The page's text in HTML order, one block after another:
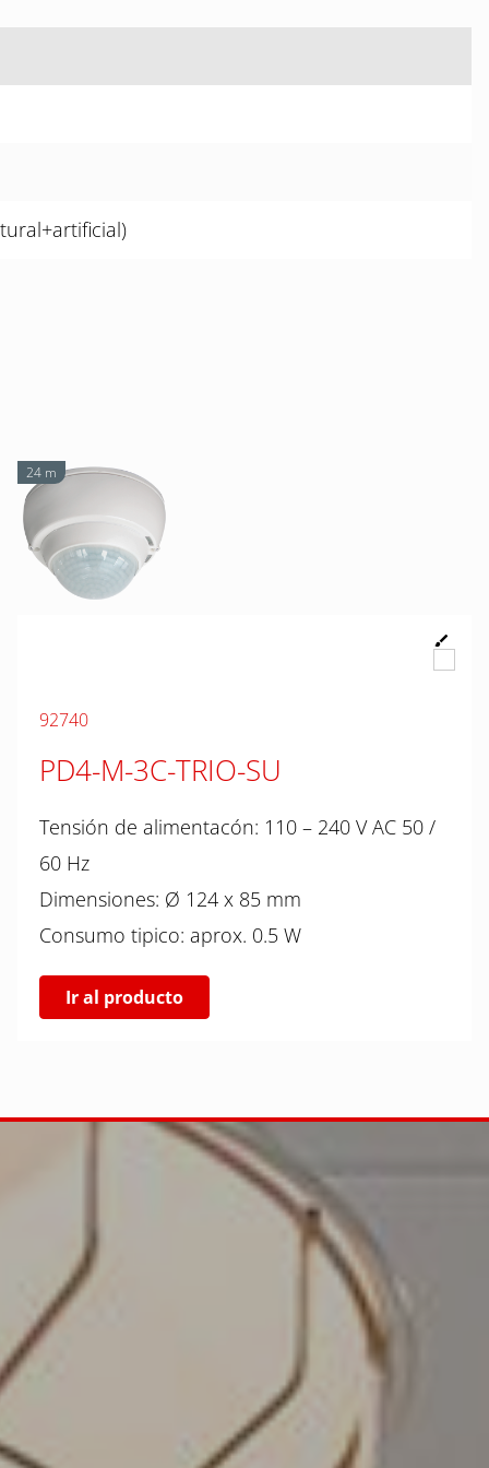
24 m
92740
PD4-M-3C-TRIO-SU
Tensión de alimentacón: 110 – 240 V AC 50 /
60 Hz
Dimensiones: Ø 124 x 85 mm
Consumo tipico: aprox. 0.5 W
Ir al producto